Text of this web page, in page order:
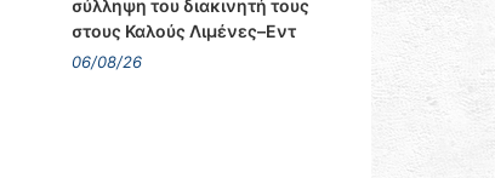
σύλληψη του διακινητή τους
στους Καλούς Λιμένες–Εντ
06/08/26